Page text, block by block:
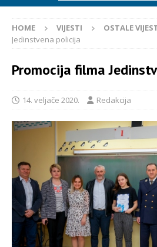
HOME VIJESTI OSTALE
Jedinstvena policija
Promocija filma
14. veljače 2020. Redakcija